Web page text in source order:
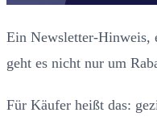
Ein Newsletter-Hinweis,
geht es nicht nur um
Für Käufer heißt das: